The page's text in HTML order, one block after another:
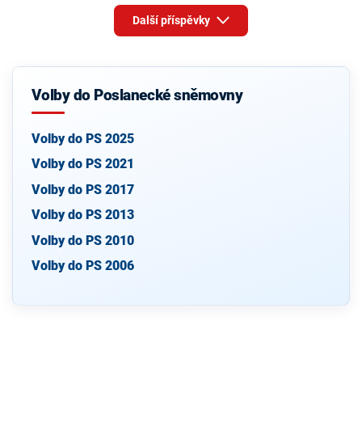
Další příspěvky
Volby do Poslanecké sněmovny
Volby do PS 2025
Volby do PS 2021
Volby do PS 2017
Volby do PS 2013
Volby do PS 2010
Volby do PS 2006